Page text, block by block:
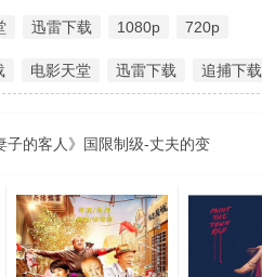
迅雷下载 1080p 720p
电影天堂 迅雷下载 追捕下载
子的客人》国限制级-丈夫的变